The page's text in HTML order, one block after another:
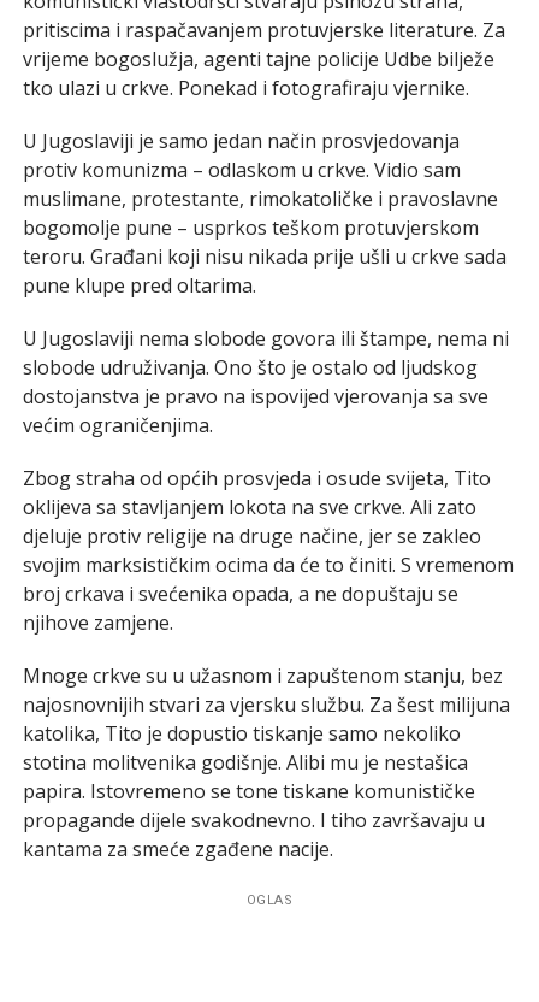
pritiscima i raspačavanjem protuvjerske literature. Za
vrijeme bogoslužja, agenti tajne policije Udbe bilježe
tko ulazi u crkve. Ponekad i fotografiraju vjernike.
U Jugoslaviji je samo jedan način prosvjedovanja
protiv komunizma – odlaskom u crkve. Vidio sam
muslimane, protestante, rimokatoličke i pravoslavne
bogomolje pune – usprkos teškom protuvjerskom
teroru. Građani koji nisu nikada prije ušli u crkve sada
pune klupe pred oltarima.
U Jugoslaviji nema slobode govora ili štampe, nema ni
slobode udruživanja. Ono što je ostalo od ljudskog
dostojanstva je pravo na ispovijed vjerovanja sa sve
većim ograničenjima.
Zbog straha od općih prosvjeda i osude svijeta, Tito
oklijeva sa stavljanjem lokota na sve crkve. Ali zato
djeluje protiv religije na druge načine, jer se zakleo
svojim marksističkim ocima da će to činiti. S vremenom
broj crkava i svećenika opada, a ne dopuštaju se
njihove zamjene.
Mnoge crkve su u užasnom i zapuštenom stanju, bez
najosnovnijih stvari za vjersku službu. Za šest milijuna
katolika, Tito je dopustio tiskanje samo nekoliko
stotina molitvenika godišnje. Alibi mu je nestašica
papira. Istovremeno se tone tiskane komunističke
propagande dijele svakodnevno. I tiho završavaju u
kantama za smeće zgađene nacije.
OGLAS